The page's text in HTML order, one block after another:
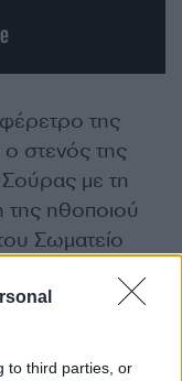
to third parties, or
της
στενός της
με τη
της ηθοποιού
Σωματείο